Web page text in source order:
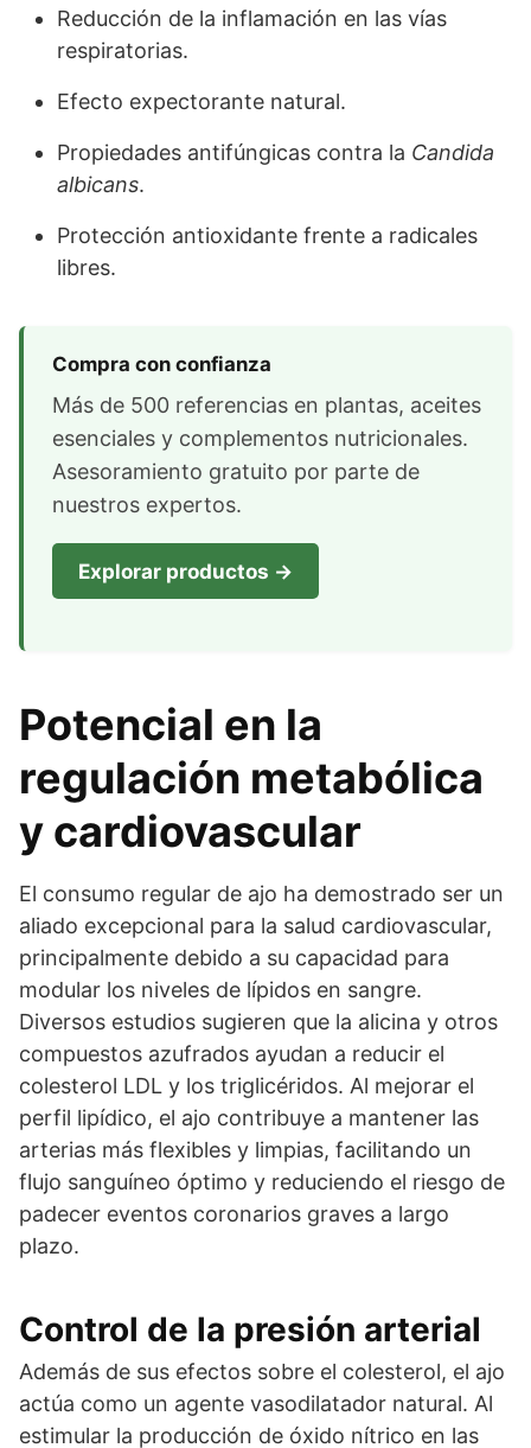
Reducción de la inflamación en las vías
respiratorias.
Efecto expectorante natural.
Propiedades antifúngicas contra la Candida
albicans.
Protección antioxidante frente a radicales
libres.
Compra con confianza
Más de 500 referencias en plantas, aceites
esenciales y complementos nutricionales.
Asesoramiento gratuito por parte de
nuestros expertos.
Explorar productos →
Potencial en la
regulación metabólica
y cardiovascular
El consumo regular de ajo ha demostrado ser un
aliado excepcional para la salud cardiovascular,
principalmente debido a su capacidad para
modular los niveles de lípidos en sangre.
Diversos estudios sugieren que la alicina y otros
compuestos azufrados ayudan a reducir el
colesterol LDL y los triglicéridos. Al mejorar el
perfil lipídico, el ajo contribuye a mantener las
arterias más flexibles y limpias, facilitando un
flujo sanguíneo óptimo y reduciendo el riesgo de
padecer eventos coronarios graves a largo
plazo.
Control de la presión arterial
Además de sus efectos sobre el colesterol, el ajo
actúa como un agente vasodilatador natural. Al
estimular la producción de óxido nítrico en las